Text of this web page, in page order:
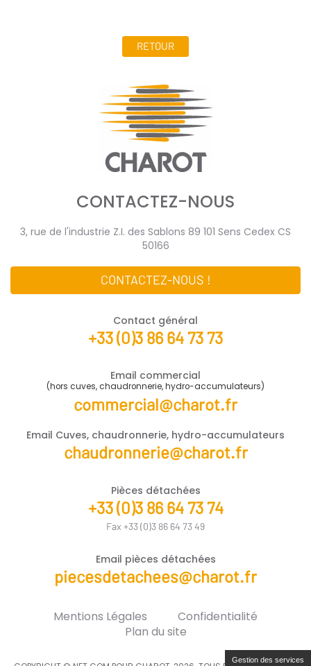
RETOUR
CONTACTEZ-NOUS
3, rue de l'industrie Z.I. des Sablons 89 101 Sens Cedex CS
50166
CONTACTEZ-NOUS !
Contact général
+33 (0)3 86 64 73 73
Email commercial
(hors cuves, chaudronnerie, hydro-accumulateurs)
commercial@charot.fr
Email Cuves, chaudronnerie, hydro-accumulateurs
chaudronnerie@charot.fr
Pièces détachées
+33 (0)3 86 64 73 74
Fax +33 (0)3 86 64 73 49
Email pièces détachées
piecesdetachees@charot.fr
Mentions Légales
Confidentialité
Plan du site
Gestion des services